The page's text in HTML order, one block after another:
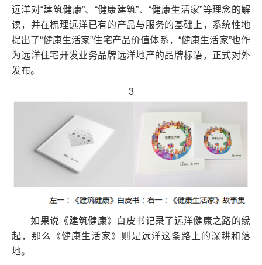
远洋对“建筑健康”、“健康建筑”、“健康生活家”等理念的解
读，并在梳理远洋已有的产品与服务的基础上，系统性地
提出了“健康生活家”住宅产品价值体系，“健康生活家”也作
为远洋住宅开发业务品牌远洋地产的品牌标语，正式对外
发布。
3
如果说《建筑健康》白皮书记录了远洋健康之路的缘
起，那么《健康生活家》则是远洋这条路上的深耕和落
地。